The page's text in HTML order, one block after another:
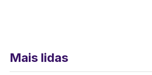
Mais lidas